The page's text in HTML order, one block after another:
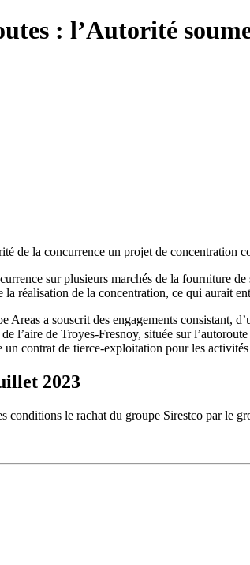
: l’Autorité
de la concurrence un projet de concentration
sur plusieurs marchés de la fourniture
la réalisation de la concentration, ce qui aurait
Areas a souscrit des engagements consistant,
l’aire de Troyes-Fresnoy, située sur
contrat de tierce-exploitation pour les
2023
conditions le rachat du groupe Sirestco par le